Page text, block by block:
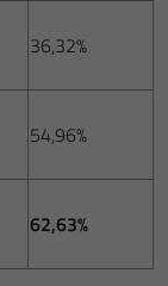
36,32%
54,96%
62,63%